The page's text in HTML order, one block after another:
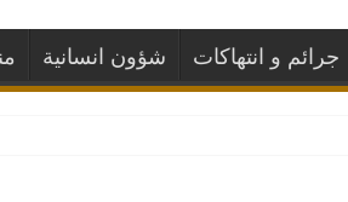
جرائم و انتهاكات شؤون انسانية